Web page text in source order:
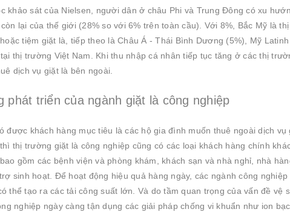
khảo sát của Nielsen, người dân ở châu Phi và Trung Đông có xu
lại của thế giới (28% so với 6% trên toàn cầu). Với 8%, Bắc Mỹ là
tiệm giặt là, tiếp theo là Châu Á - Thái Bình Dương (5%), Mỹ
thị trường Việt Nam. Khi thu nhập cá nhân tiếp tục tăng ở các thị
dịch vụ giặt là bên ngoài.
phát triển của ngành giặt là công nghiệp
được khách hàng mục tiêu là các hộ gia đình muốn thuê ngoài dịch
thị trường giặt là công nghiệp cũng có các loại khách hàng chính
gồm các bệnh viện và phòng khám, khách sạn và nhà nghỉ, nhà
sinh hoạt. Để hoạt động hiệu quả hàng ngày, các ngành công
thể tạo ra các tải công suất lớn. Và do tầm quan trọng của vấn đề vệ
nghiệp ngày càng tận dụng các giải pháp chống vi khuẩn như ion